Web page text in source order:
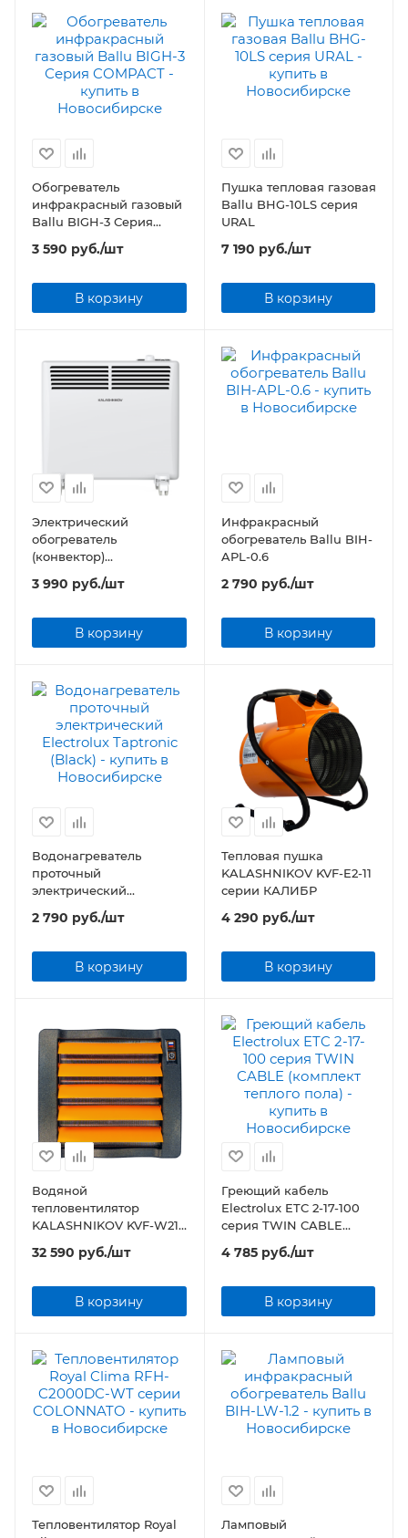
Обогреватель
инфракрасный газовый
Ballu BIGH-3 Серия
3 590 руб./шт
В корзину
Пушка тепловая газовая
Ballu BHG-10LS серия
URAL
7 190 руб./шт
В корзину
Электрический
обогреватель
(конвектор)
KALASHNIKOV KVCH-
E05M-11 (механическое
3 990 руб./шт
В корзину
Инфракрасный
обогреватель Ballu BIH-
APL-0.6
2 790 руб./шт
В корзину
Водонагреватель
проточный
электрический
Electrolux Taptronic
(Black)
2 790 руб./шт
В корзину
Тепловая пушка
KALASHNIKOV KVF-E2-11
серии КАЛИБР
4 290 руб./шт
В корзину
Водяной
тепловентилятор
KALASHNIKOV KVF-W21-
32 590 руб./шт
В корзину
Греющий кабель
Electrolux ETC 2-17-100
серия TWIN CABLE
(комплект теплого пола)
4 785руб./шт
В корзину
Тепловентилятор Royal
Ламповый